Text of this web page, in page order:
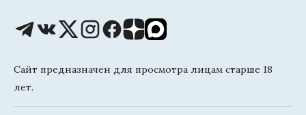
Сайт предназначен для просмотра лицам старше 18
лет.